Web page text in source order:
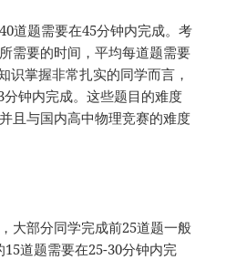
道题需要在45分钟内完成。考
需要的时间，平均每道题需要
识掌握非常扎实的同学而言，
钟内完成。这些题目的难度
且与国内高中物理竞赛的难度
大部分同学完成前25道题一般
道题需要在25-30分钟内完